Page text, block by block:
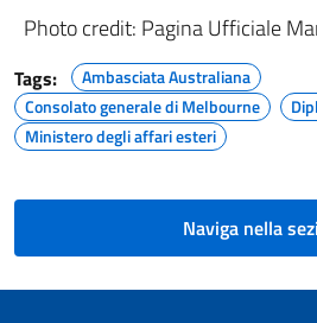
Photo credit: Pagina Ufficiale
Tags:
Ambasciata Australiana
Consolato generale di Melbourne
Ministero degli affari esteri
Naviga nella